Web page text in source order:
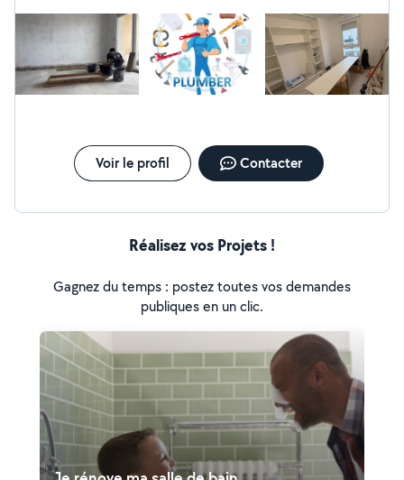
travaux plus prévus.
Voir le profil Contacter
Réalisez vos Projets !
Gagnez du temps : postez toutes vos demandes
publiques en un clic.